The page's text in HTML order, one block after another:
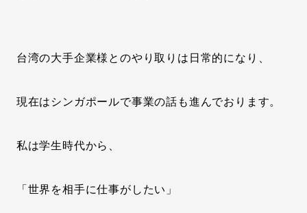
台湾の大手企業様とのやり取りは日常的になり、
現在はシンガポールで事業の話も進んでおります。
私は学生時代から、
「世界を相手に仕事がしたい」